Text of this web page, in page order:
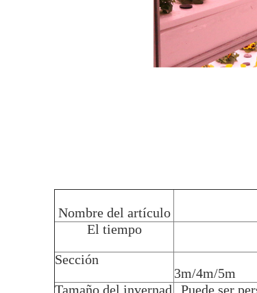
Nombre del artículo
El tiempo
Sección
3m/4m/5m
Tamaño del invernad
Puede ser